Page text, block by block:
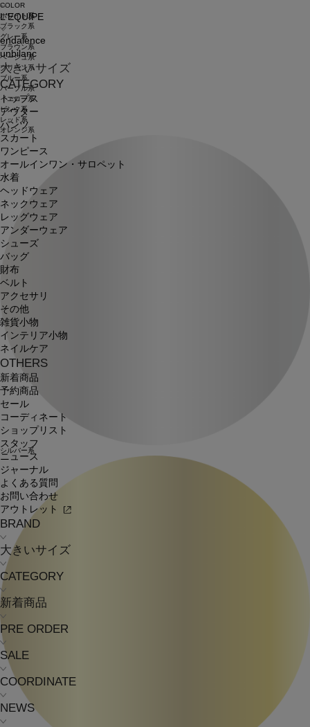
L'EQUIPE
endalence
unbilanc
大きいサイズ
CATEGORY
トップス
アウター
パンツ
スカート
ワンピース
オールインワン・サロペット
水着
ヘッドウェア
ネックウェア
レッグウェア
アンダーウェア
シューズ
バッグ
財布
ベルト
アクセサリ
その他
雑貨小物
インテリア小物
ネイルケア
OTHERS
新着商品
予約商品
セール
コーディネート
ショップリスト
スタッフ
ニュース
ジャーナル
よくある質問
お問い合わせ
アウトレット
BRAND
大きいサイズ
CATEGORY
新着商品
PRE ORDER
SALE
COORDINATE
NEWS
COLOR
ホワイト系
ブラック系
グレー系
ブラウン系
ベージュ系
グリーン系
ブルー系
パープル系
イエロー系
ピンク系
レッド系
オレンジ系
シルバー系